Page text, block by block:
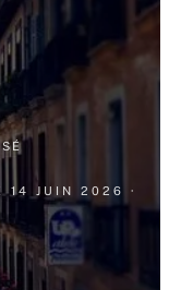
14 JUIN 2026
·